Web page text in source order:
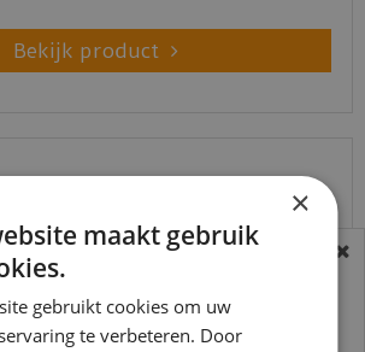
Bekijk product
met de vakantie periode zijn wij
telefonisch helaas niet
×
maakt gebruik
gebruikt cookies om uw
te verbeteren. Door